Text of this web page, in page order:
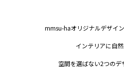
mmsu-haオリジナルデザイ
インテリアに自
空間を選ばない2つのデ